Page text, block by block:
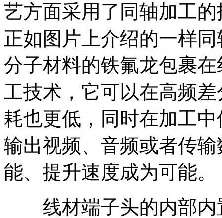
艺方面采用了同轴加工
正如图片上介绍的一样
分子材料的铁氟龙包裹
工技术，它可以在高频
耗也更低，同时在加工
输出视频、音频或者传
能、提升速度成为可能。
线材端子头的内部内